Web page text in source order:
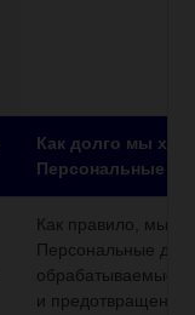
Как долго мы
Персональные
Как правило, мы
Персональные
обрабатываемые в
и предотвращения